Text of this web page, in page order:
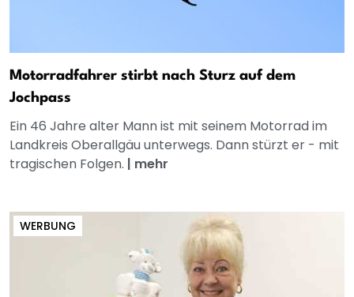
Motorradfahrer stirbt nach Sturz auf dem
Jochpass
Ein 46 Jahre alter Mann ist mit seinem Motorrad im
Landkreis Oberallgäu unterwegs. Dann stürzt er - mit
tragischen Folgen. | mehr
WERBUNG